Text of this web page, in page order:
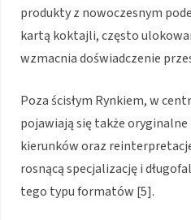
produkty z nowoczesnym
kartą koktajli, często
wzmacnia doświadczenie
Poza ścisłym Rynkiem, w
pojawiają się także
kierunków oraz
rosnącą specjalizację i
tego typu formatów [5].